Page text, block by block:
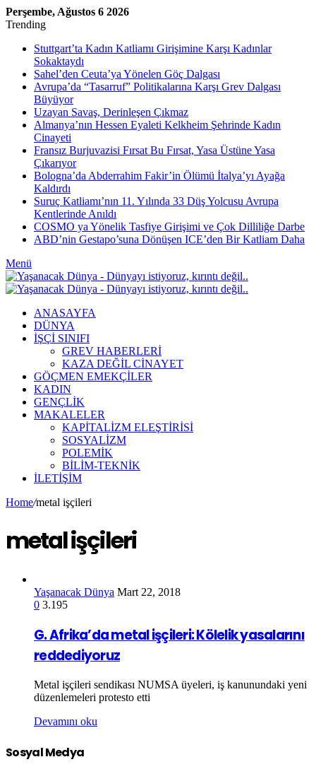
Perşembe, Ağustos 6 2026
Trending
Stuttgart’ta Kadın Katliamı Girişimine Karşı Kadınlar
Sokaktaydı
Sahel’den Ceuta’ya Yönelen Göç Dalgası
Avrupa’da “Tasarruf” Politikalarına Karşı Grev Dalgası
Büyüyor
Uzayan Savaş, Derinleşen Çıkmaz
Almanya’nın Hessen Eyaleti Kelkheim Şehrinde Kadın
Cinayeti
Fransız Burjuvazisi Fırsat Bu Fırsat, Yasa Üstüne Yasa
Çıkarıyor
Bologna’da Abderrahim Fakir’in Ölümü İtalya’yı Ayağa
Kaldırdı
Suruç Katliamı’nın 11. Yılında 33 Düş Yolcusu Avrupa
Kentlerinde Anıldı
COSMO ya Yönelik Tasfiye Girişimi ve Çok Dilliliğe Darbe
ABD’nin Gestapo’suna Dönüşen ICE’den Bir Katliam Daha
Menü
ANASAYFA
DÜNYA
İŞÇİ SINIFI
GREV HABERLERİ
KAZA DEĞİL CİNAYET
GÖÇMEN EMEKÇİLER
KADIN
GENÇLİK
MAKALELER
KAPİTALİZM ELEŞTİRİSİ
SOSYALİZM
POLEMİK
BİLİM-TEKNİK
ILETIŞIM
Home/metal işçileri
metal işçileri
Yaşanacak Dünya Mart 22, 2018
0 3.195
G. Afrika’da metal işçileri: Kölelik yasalarını
reddediyoruz
Metal işçileri sendikası NUMSA üyeleri, iş kanunundaki yeni
düzenlemeleri protesto etti
Devamını oku
Sosyal Medya